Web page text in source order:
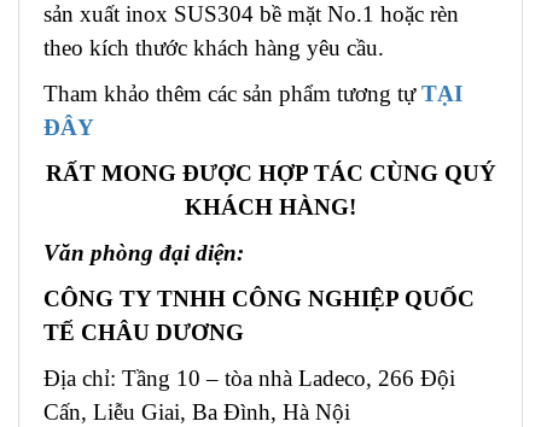
sản xuất inox SUS304 bề mặt No.1 hoặc rèn
theo kích thước khách hàng yêu cầu.
Tham khảo thêm các sản phẩm tương tựTẠI
ĐÂY
RẤT MONG ĐƯỢC HỢP TÁC CÙNG QUÝ
KHÁCH HÀNG!
Văn phòng đại diện:
CÔNG TY TNHH CÔNG NGHIỆP QUỐC
TẾ CHÂU DƯƠNG
Địa chỉ: Tầng 10 – tòa nhà Ladeco, 266 Đội
Cấn, Liễu Giai, Ba Đình, Hà Nội